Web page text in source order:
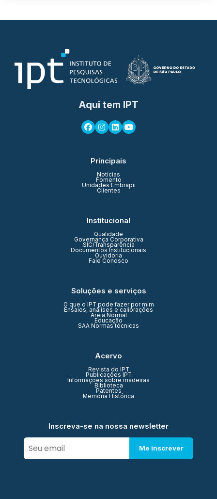
Aqui tem IPT
Principais
Notícias
Fomento
Unidades Embrapii
Clientes
Institucional
Qualidade
Governança Corporativa
SIC/Transparência
Documentos Institucionais
Ouvidoria
Fale Conosco
Soluções e serviços
O que o IPT pode fazer por mim
Ensaios, análises e calibrações
Areia Normal
Educação
SAA Normas técnicas
Acervo
Revista do IPT
Publicações IPT
Informações sobre madeiras
Biblioteca
Patentes
Memória Histórica
Inscreva-se na nossa newsletter
Me inscrever